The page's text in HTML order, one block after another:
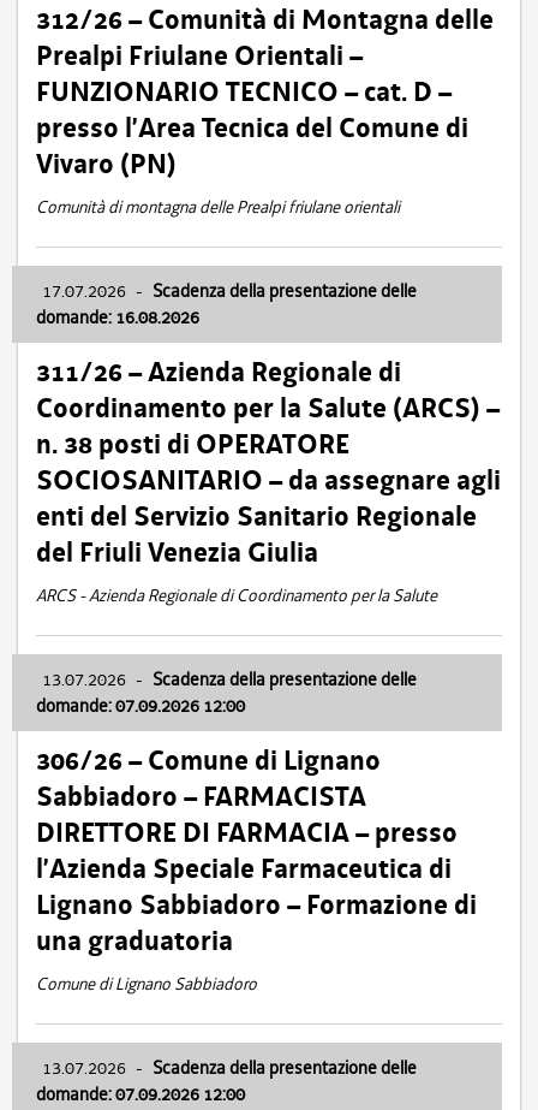
312/26 – Comunità di Montagna delle
Prealpi Friulane Orientali –
FUNZIONARIO TECNICO – cat. D –
presso l’Area Tecnica del Comune di
Vivaro (PN)
Comunità di montagna delle Prealpi friulane orientali
17.07.2026 - Scadenza della presentazione delle
domande: 16.08.2026
311/26 – Azienda Regionale di
Coordinamento per la Salute (ARCS) –
n. 38 posti di OPERATORE
SOCIOSANITARIO – da assegnare agli
enti del Servizio Sanitario Regionale
del Friuli Venezia Giulia
ARCS - Azienda Regionale di Coordinamento per la Salute
13.07.2026 - Scadenza della presentazione delle
domande: 07.09.2026 12:00
306/26 – Comune di Lignano
Sabbiadoro – FARMACISTA
DIRETTORE DI FARMACIA – presso
l’Azienda Speciale Farmaceutica di
Lignano Sabbiadoro – Formazione di
una graduatoria
Comune di Lignano Sabbiadoro
13.07.2026 - Scadenza della presentazione delle
domande: 07.09.2026 12:00